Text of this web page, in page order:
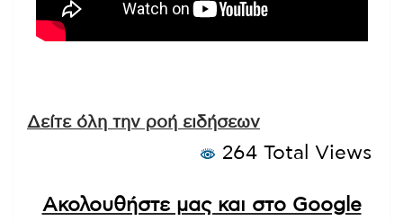
Δείτε όλη την ροή ειδήσεων
264 Total Views
Ακολουθήστε μας και στο Google